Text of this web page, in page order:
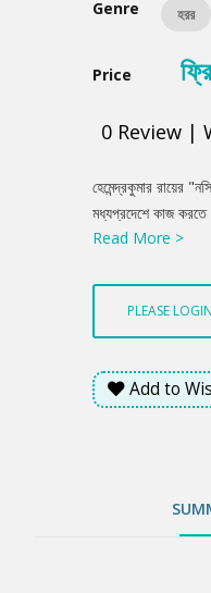
Genre হরর
Price
0 Review |
Summery
হেমেন্দ্রকুমার রায়ের
মধ্যপ্রদেশে কাজ
মুখোমুখি হন। সাধু তাকে
কাকতাল মাত্র? নাকি
এক অলৌকিকতার জগত
Read More >
PLEASE
Add to